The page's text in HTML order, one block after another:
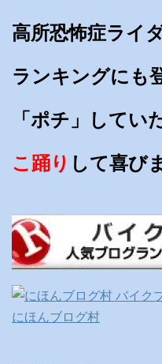
高所恐怖症ライ
ランキングにも
「ポチ」してい
こ踊り して喜び
にほんブログ村